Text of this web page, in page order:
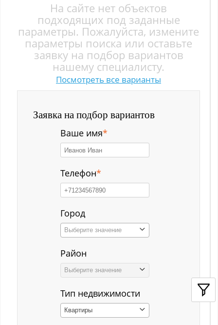
Ерунаково
Заводской р-н
Загорский
Карагайлинский
На сайте нет объектов
подходящих под заданные
параметры. Пожалуйста, измените
параметры поиска или оставьте
заявку на подбор вариантов
нашему специалисту.
Посмотреть все варианты
Заявка на подбор вариантов
Ваше имя*
Телефон*
Город
Выберите значение
Район
Выберите значение
Тип недвижимости
Квартиры